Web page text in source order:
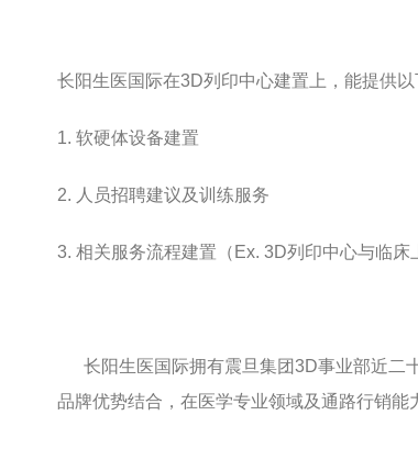
长阳生医国际在3D列印中心建置上，能提供以
1. 软硬体设备建置
2. 人员招聘建议及训练服务
3. 相关服务流程建置（Ex. 3D列印中心与临床
长阳生医国际拥有震旦集团3D事业部近二
品牌优势结合，在医学专业领域及通路行销